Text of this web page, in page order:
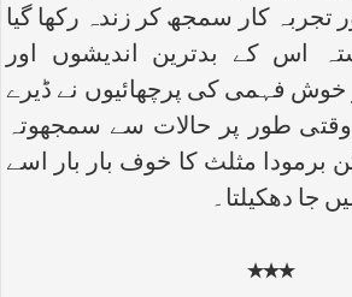
تجربہ کار سمجھ کر زندہ رکھا گیا
اس کے بدترین اندیشوں اور
خوش فہمی کی پرچھائیوں نے ڈیرے
طور پر حالات سے سمجھوتہ
برمودا مثلث کا خوف بار بار اسے
جا دھکیلتا۔
٭٭٭